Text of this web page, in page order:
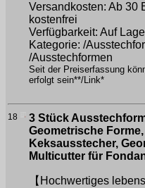
Versandkosten: Ab 30
kostenfrei
Verfügbarkeit: Auf
Kategorie: /
/Ausstechformen
Seit der Preiserfassung
erfolgt sein**/Link*
18
3 Stück
Geometrische
Keksausstecher,
Multicutter für
【Hochwertiges